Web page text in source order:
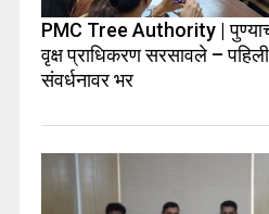
PMC Tree Authority |
वृक्ष प्राधिकरण सरसावले –
संवर्धनावर भर